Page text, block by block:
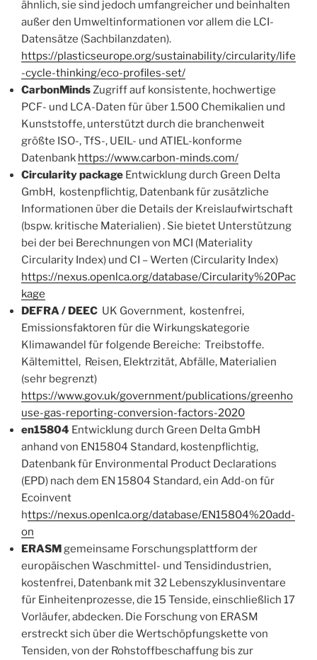
ähnlich, sie sind jedoch umfang­reicher und beinhalten
außer den Umweltinformationen vor allem die LCI-
Datensätze (Sachbilanzdaten).
https://plasticseurope.org/sustainability/circularity/life
-cycle-thinking/eco-profiles-set/
CarbonMindsZugriff auf konsistente, hochwertige
PCF- und LCA-Daten für über 1.500 Chemikalien und
Kunststoffe, unterstützt durch die branchenweit
größte ISO-, TfS-, UEIL- und ATIEL-konforme
Datenbank https://www.carbon-minds.com/
Circularity package Entwicklung durch Green Delta
GmbH, kostenpflichtig, Datenbank für zusätzliche
Informationen über die Details der Kreislaufwirtschaft
(bspw. kritische Materialien) . Sie bietet Unterstützung
bei der bei Berechnungen von MCI (Materiality
Circularity Index) und CI – Werten (Circularity Index)
https://nexus.openlca.org/database/Circularity%20Pac
kage
DEFRA / DEEC UK Government, kostenfrei,
Emissionsfaktoren für die Wirkungskategorie
Klimawandel für folgende Bereiche: Treibstoffe.
Kältemittel, Reisen, Elektrzität, Abfälle, Materialien
(sehr begrenzt)
https://www.gov.uk/government/publications/greenho
use-gas-reporting-conversion-factors-2020
en15804 Entwicklung durch Green Delta GmbH
anhand von EN15804 Standard, kostenpflichtig,
Datenbank für Environmental Product Declarations
(EPD) nach dem EN 15804 Standard, ein Add-on für
Ecoinvent
https://nexus.openlca.org/database/EN15804%20add-
on
ERASMgemeinsame Forschungsplattform der
europäischen Waschmittel- und Tensidindustrien,
kostenfrei, Datenbank mit 32 Lebenszyklusinventare
für Einheitenprozesse, die 15 Tenside, einschließlich 17
Vorläufer, abdecken. Die Forschung von ERASM
erstreckt sich über die Wertschöpfungskette von
Tensiden, von der Rohstoffbeschaffung bis zur